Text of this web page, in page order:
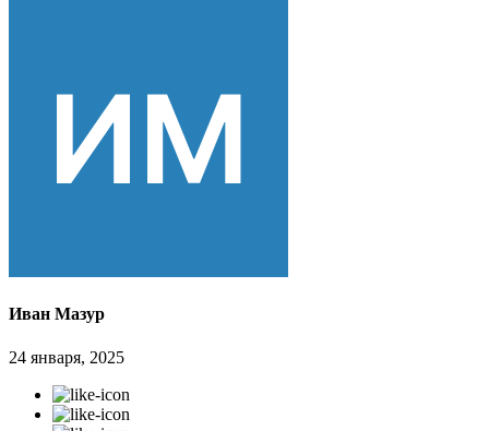
Иван Мазур
24 января, 2025